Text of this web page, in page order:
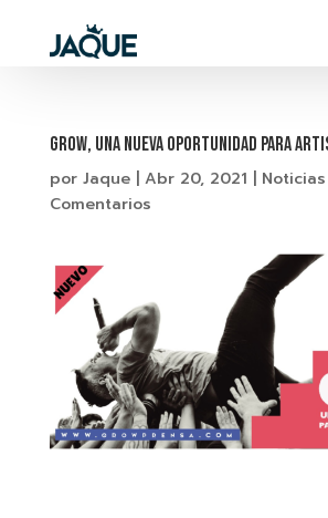
GROW, UNA NUEVA OPORTUNIDAD PARA
por Jaque| Abr 20, 2021 Noticias
Comentarios